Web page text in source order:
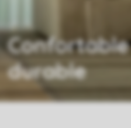
durable